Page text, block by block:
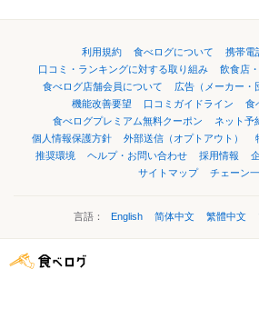
利用規約 食べログについて
携帯電
口コミ・ランキングに対する取り組み
飲食店
食べログ店舗会員について
広告（メーカー・
機能改善要望
口コミガイドライン
食
食べログプレミアム無料クーポン
ネット予
個人情報保護方針
外部送信（オプトアウト）
推奨環境
ヘルプ・お問い合わせ 採用情報
サイトマップ
チェーン
言語： English 简体中文 繁體中文